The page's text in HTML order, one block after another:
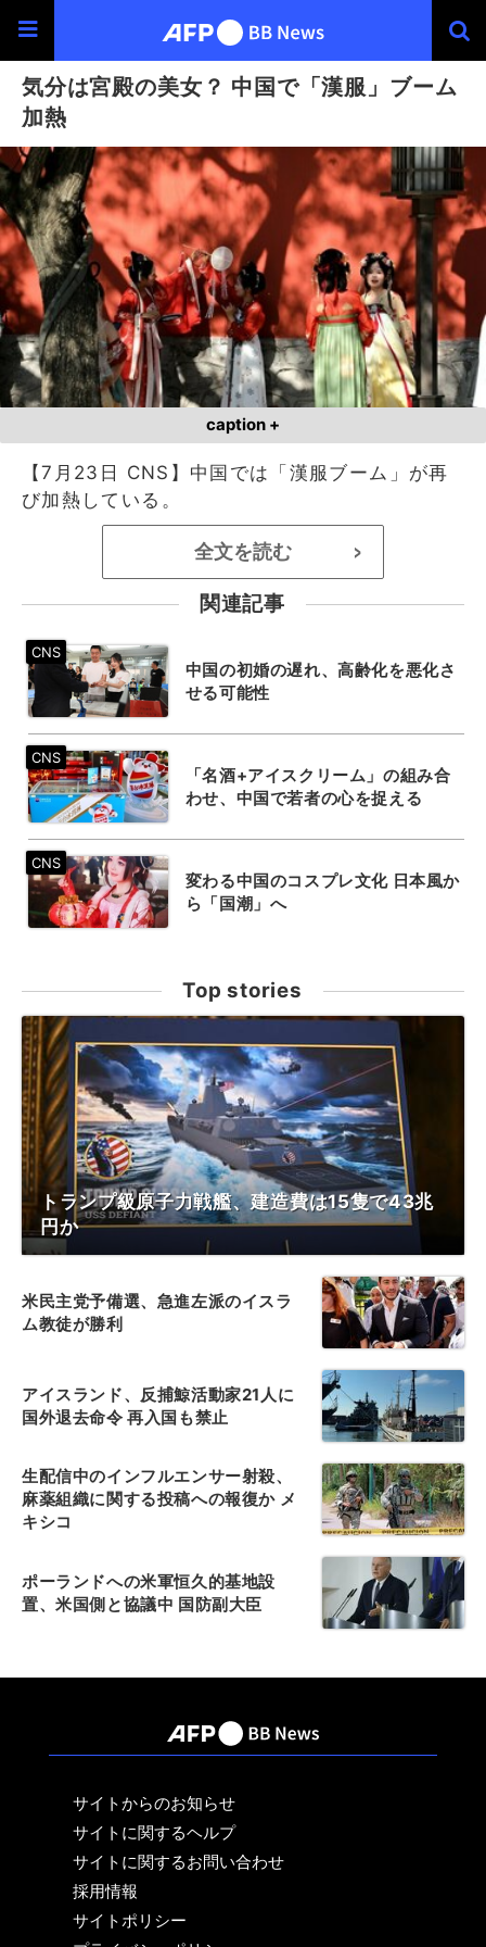
気分は宮殿の美女？ 中国で「漢服」ブーム
加熱
caption +
【7月23日 CNS】中国では「漢服ブーム」が再
び加熱している。
全文を読む >
関連記事
中国の初婚の遅れ、高齢化を悪化さ
せる可能性
「名酒+アイスクリーム」の組み合
わせ、中国で若者の心を捉える
変わる中国のコスプレ文化 日本風か
ら「国潮」へ
Top stories
トランプ級原子力戦艦、建造費は15隻で43兆
円か
米民主党予備選、急進左派のイスラ
ム教徒が勝利
アイスランド、反捕鯨活動家21人に
国外退去命令 再入国も禁止
生配信中のインフルエンサー射殺、
麻薬組織に関する投稿への報復か メ
キシコ
ポーランドへの米軍恒久的基地設
置、米国側と協議中 国防副大臣
サイトからのお知らせ
サイトに関するヘルプ
サイトに関するお問い合わせ
採用情報
サイトポリシー